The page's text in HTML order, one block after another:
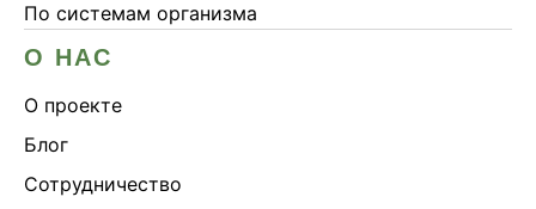
По системам организма
О НАС
О проекте
Блог
Сотрудничество